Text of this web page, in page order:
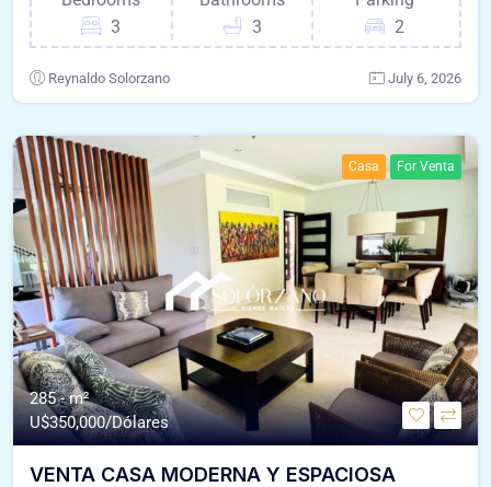
3
3
2
Reynaldo Solorzano July 6, 2026
Casa For Venta
285 - m²
U$350,000/Dólares
VENTA CASA MODERNA Y ESPACIOSA